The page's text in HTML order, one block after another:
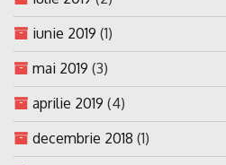
iunie 2019 (1)
mai 2019 (3)
aprilie 2019 (4)
decembrie 2018 (1)